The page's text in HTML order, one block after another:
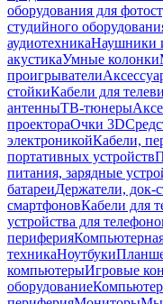
оборудования для
студийного
аудиотехникаНаушники
акустикаУмные колонки
проигрыватели
стойкиКабели для
антенныТВ-тюнеры
проектораОчки 3D
электроникойКабели,
портативных устройств
питания, зарядные
батареиДержатели, док-
смартфоновКабели для
устройства для
периферия
техникаНоутбуки
компьютерыИгровые
оборудование